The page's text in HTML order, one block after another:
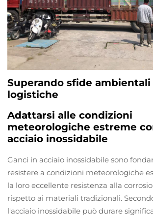
Superando sfide ambientali
logistiche
Adattarsi alle condizioni
meteorologiche estreme
acciaio inossidabile
Ganci in acciaio inossidabile sono
resistere a condizioni meteorologiche
la loro eccellente resistenza alla
rispetto ai materiali tradizionali.
l'acciaio inossidabile può durare